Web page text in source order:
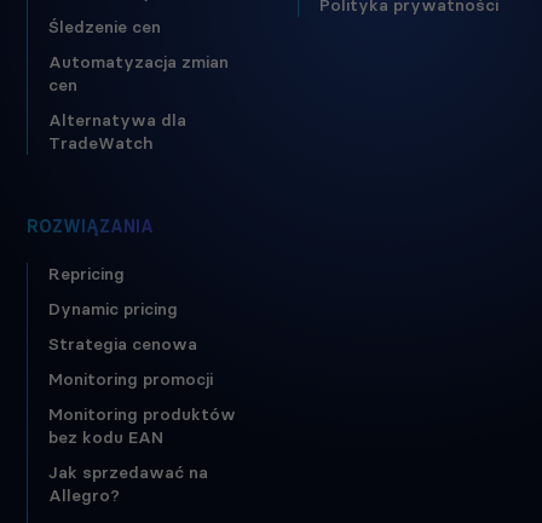
Śledzenie cen
Automatyzacja zmian
cen
Alternatywa dla
TradeWatch
Polityka prywatności
ROZWIĄZANIA
Repricing
Dynamic pricing
Strategia cenowa
Monitoring promocji
Monitoring produktów
bez kodu EAN
Jak sprzedawać na
Allegro?